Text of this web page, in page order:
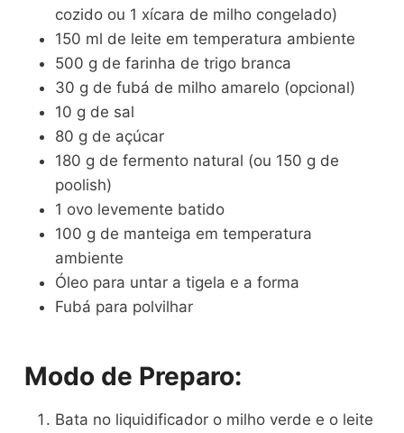
cozido ou 1 xícara de milho congelado)
150 ml de leite em temperatura ambiente
500 g de farinha de trigo branca
30 g de fubá de milho amarelo (opcional)
10 g de sal
80 g de açúcar
180 g de fermento natural (ou 150 g de
poolish)
1 ovo levemente batido
100 g de manteiga em temperatura
ambiente
Óleo para untar a tigela e a forma
Fubá para polvilhar
Modo de Preparo:
Bata no liquidificador o milho verde e o leite